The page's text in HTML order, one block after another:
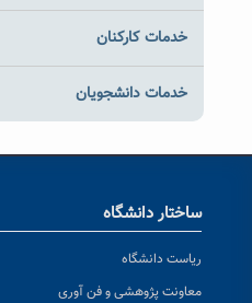
خدمات کارکنان
خدمات دانشجویان
ساختار دانشگاه
ریاست دانشگاه
معاونت پژوهشی و فن آوری